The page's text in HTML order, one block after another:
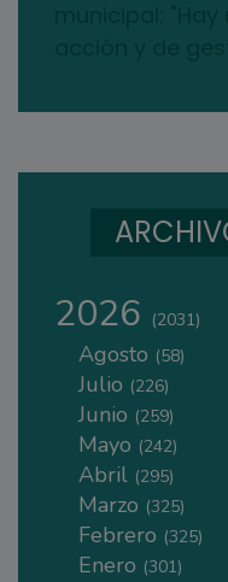
2026 (2031)
Agosto (58)
Julio (226)
Junio (259)
Mayo (242)
Abril (295)
Marzo (325)
Febrero (325)
Enero (301)